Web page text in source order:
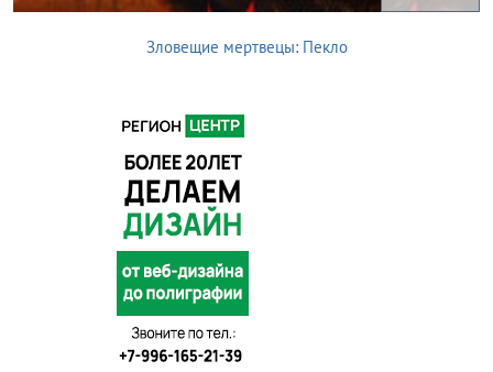
Зловещие мертвецы: Пекло